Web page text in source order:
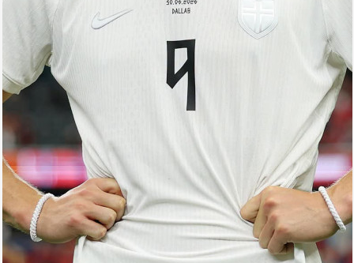
Döyüş
Taekvondo
Boks
Kikboks
Tayboks
Seçilmişlər
Video
Foto
Digər
Maqazin